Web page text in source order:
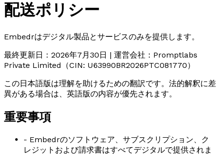
配送ポリシー
Embedrはデジタル製品とサービスのみを提供します。
最終更新日：2026年7月30日 | 運営会社：Promptlabs
Private Limited（CIN: U63990BR2026PTC081770）
この日本語版は理解を助けるための翻訳です。法的解釈に差
異がある場合は、英語版の内容が優先されます。
重要事項
- Embedrのソフトウェア、サブスクリプション、ク
レジットおよび請求書はすべてデジタルで提供されま